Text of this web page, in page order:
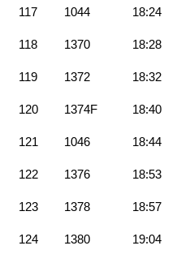
117 1044 18:24
118 1370 18:28
119 1372 18:32
120 1374F 18:40
121 1046 18:44
122 1376 18:53
123 1378 18:57
124 1380 19:04